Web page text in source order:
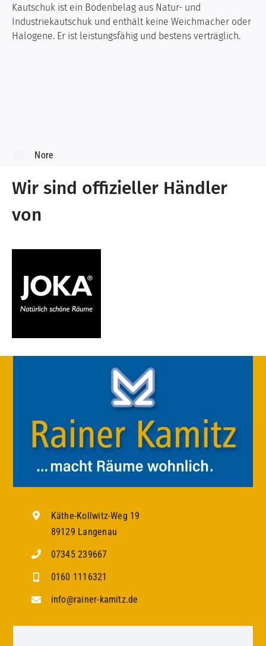
Kautschuk ist ein Bodenbelag aus Natur- und
Industriekautschuk und enthält keine Weichmacher oder
Halogene. Er ist leistungsfähig und bestens verträglich.
Nore
Wir sind offizieller Händler
von
Käthe-Kollwitz-Weg 19
89129 Langenau
07345 239667
0160 1116321
info@rainer-kamitz.de